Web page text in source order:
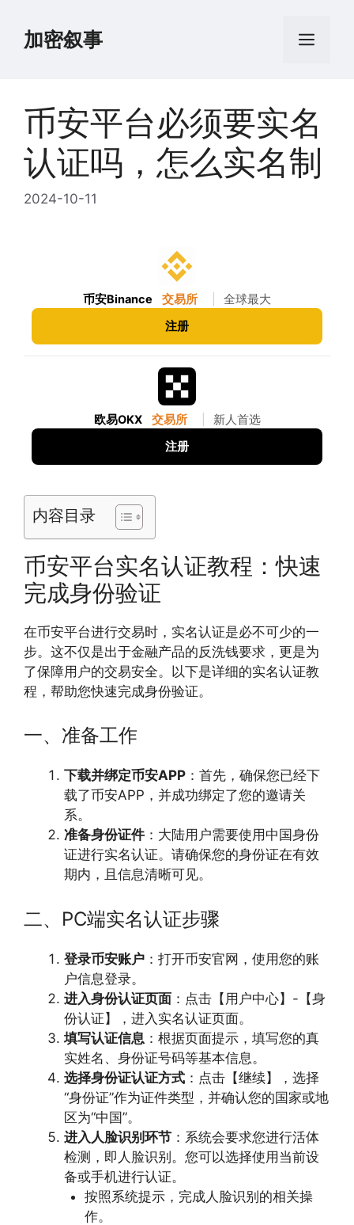
加密叙事 菜
币安平台必须要实名
认证吗，怎么实名制
2024-10-11
币安Binance 交易所 全球最大
注册
欧易OKX 交易所 新人首选
注册
内容目录
币安平台实名认证教程：快速
完成身份验证
在币安平台进行交易时，实名认证是必不可少的一
步。这不仅是出于金融产品的反洗钱要求，更是为
了保障用户的交易安全。以下是详细的实名认证教
程，帮助您快速完成身份验证。
一、准备工作
下载并绑定币安APP ：首先，确保您已经下
载了币安APP，并成功绑定了您的邀请关
系。
准备身份证件 ：大陆用户需要使用中国身份
证进行实名认证。请确保您的身份证在有效
期内，且信息清晰可见。
二、PC端实名认证步骤
登录币安账户 ：打开币安官网，使用您的账
户信息登录。
进入身份认证页面 ：点击【用户中心】-【身
份认证】，进入实名认证页面。
填写认证信息 ：根据页面提示，填写您的真
实姓名、身份证号码等基本信息。
选择身份证认证方式 ：点击【继续】，选择
“身份证”作为证件类型，并确认您的国家或地
区为“中国”。
进入人脸识别环节 ：系统会要求您进行活体
检测，即人脸识别。您可以选择使用当前设
备或手机进行认证。
按照系统提示，完成人脸识别的相关操
作。